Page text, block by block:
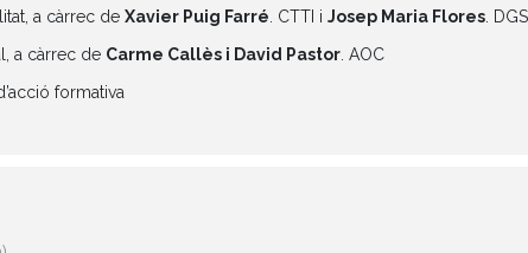
a càrrec de Xavier Puig Farré . CTTI i Josep Maria Flores .
a càrrec de Carme Callès i David Pastor . AOC
formativa